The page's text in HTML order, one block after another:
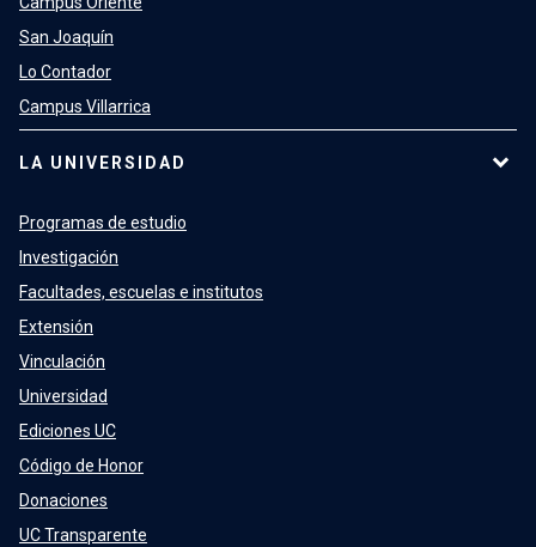
San Joaquín
Lo Contador
Campus Villarrica
LA UNIVERSIDAD
Programas de estudio
Investigación
Facultades, escuelas e institutos
Extensión
Vinculación
Universidad
Ediciones UC
Código de Honor
Donaciones
UC Transparente